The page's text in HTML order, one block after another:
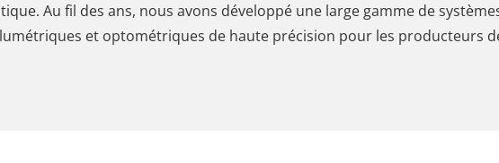
Au fil des ans, nous avons développé une large gamme de
et optométriques de haute précision pour les producteurs